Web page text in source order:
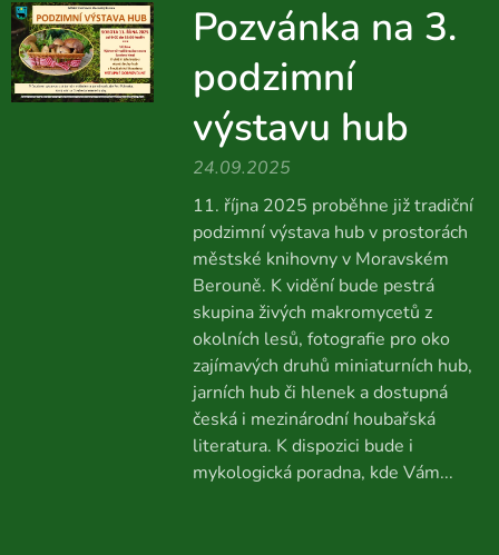
Pozvánka na 3.
podzimní
výstavu hub
24.09.2025
11. října 2025 proběhne již tradiční
podzimní výstava hub v prostorách
městské knihovny v Moravském
Berouně. K vidění bude pestrá
skupina živých makromycetů z
okolních lesů, fotografie pro oko
zajímavých druhů miniaturních hub,
jarních hub či hlenek a dostupná
česká i mezinárodní houbařská
literatura. K dispozici bude i
mykologická poradna, kde Vám...